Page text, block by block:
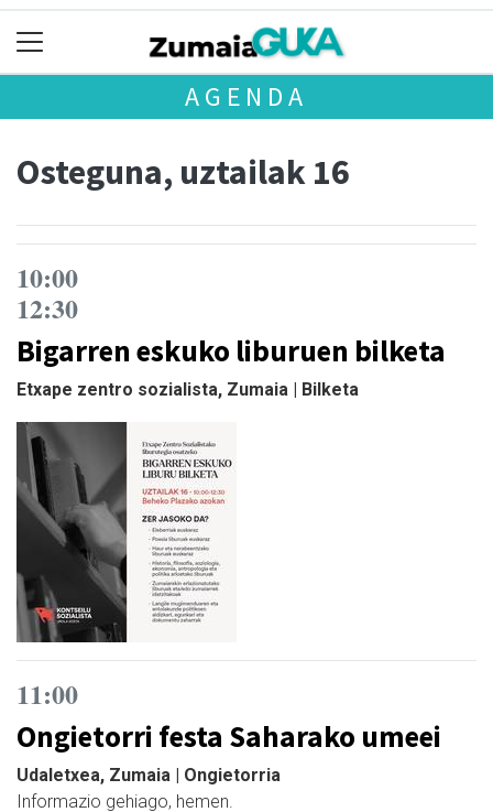
AGENDA
Osteguna, uztailak 16
10:00
12:30
Bigarren eskuko liburuen bilketa
Etxape zentro sozialista, Zumaia | Bilketa
11:00
Ongietorri festa Saharako umeei
Udaletxea, Zumaia | Ongietorria
Informazio gehiago, hemen.